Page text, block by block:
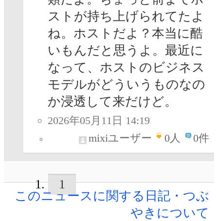
ストが持ち上げられてたよ
ね。ホストだよ？本当に酷
いもんだと思うよ。最近に
なって、ホストのビジネス
モデルがどういうものなの
か浸透して来だけど。
2026年05月11日 14:19
mixiユーザー
0人 0件
1
このニュースに関する日記・つぶ
やきについて